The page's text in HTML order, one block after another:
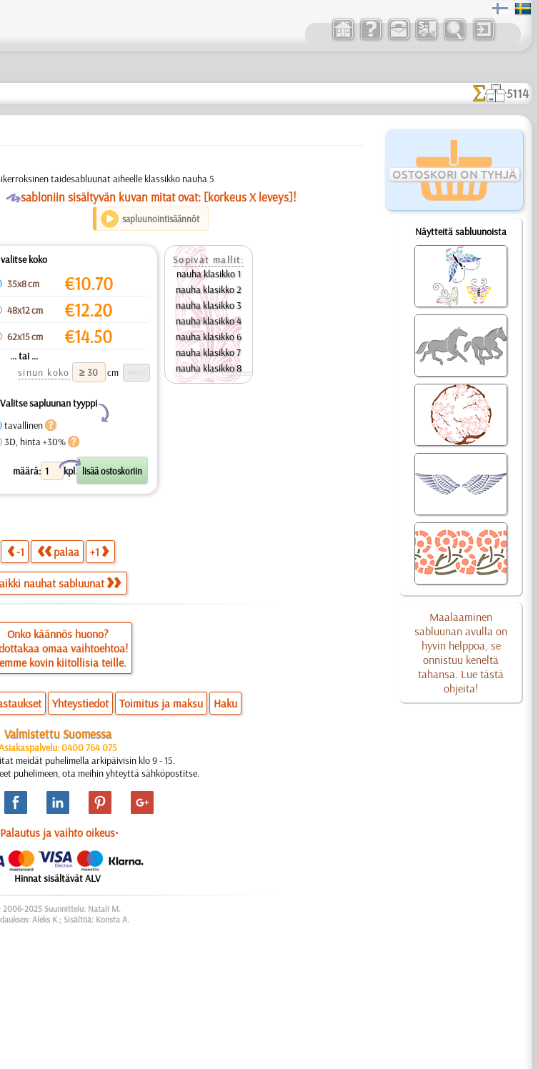
5114
OSTOSKORI ON TYHJÄ
Näytteitä sabluunoista
Maalaaminen
sabluunan avulla on
hyvin helppoa, se
onnistuu keneltä
tahansa. Lue tästä
ohjeita!
taidesabluunat aiheelle klassikko nauha 5
Osabloniin sisältyvän kuvan mitat ovat: [korkeus X leveys]!
sapluunointisäännöt
valitse koko
35x8 cm
€10.70
48x12 cm €12.20
62x15 cm €14.50
... tai ...
sinun koko
cm
Valitse sapluunan tyyppi
Y
tavallinen
3D, hinta +30%
määrä: kpl.
X
Sopivat mallit:
nauha klasikko 1
nauha klasikko 2
nauha klasikko 3
nauha klasikko 4
nauha klasikko 6
nauha klasikko 7
nauha klasikko 8
-1 palaa +1
nauhat sabluunat
Onko käännös huono?
omaa vaihtoehtoa!
kovin kiitollisia teille.
Yhteystiedot Toimitus ja maksu Haku
Valmistettu Suomessa
0400 764 075
meidät puhelimella arkipäivisin klo 9 - 15.
puhelimeen, ota meihin yhteyttä sähköpostitse.
ja vaihto oikeus•
Hinnat sisältävät ALV
2006-2025 Suunnittelu: Natali M.
Aleks K.; Sisältöä: Konsta A.